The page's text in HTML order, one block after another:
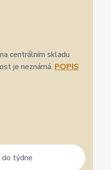
centrálním skladu
je neznámá. POPIS
do týdne